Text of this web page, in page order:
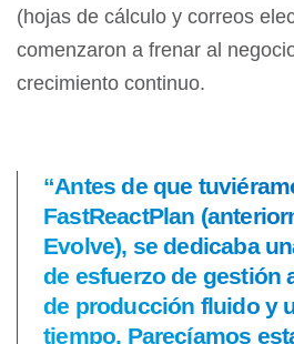
(hojas de cálculo y correos
comenzaron a frenar al
crecimiento continuo.
“Antes de que
FastReactPlan
Evolve), se dedicaba
de esfuerzo de gestión
de producción fluido y
tiempo. Parecíamos